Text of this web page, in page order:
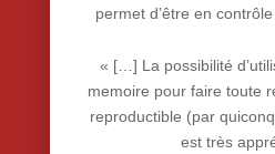
permet d’être en
« […] La possibilité
memoire pour faire toute
reproductible (par
est très